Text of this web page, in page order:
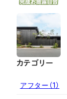
カテゴリー
アフター （1）